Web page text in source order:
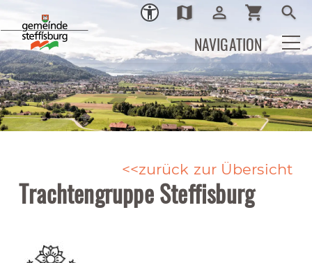
Ortsplan
map Login
person_outline shopping_cart search
NAVIGATION
zurück zur Übersicht
Trachtengruppe Steffisburg